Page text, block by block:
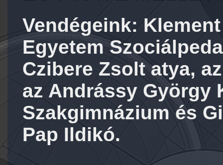
Vendégeink:
Egyetem
Czibere Zsolt atya,
az Andrássy György
Szakgimnázium és
Pap Ildikó.